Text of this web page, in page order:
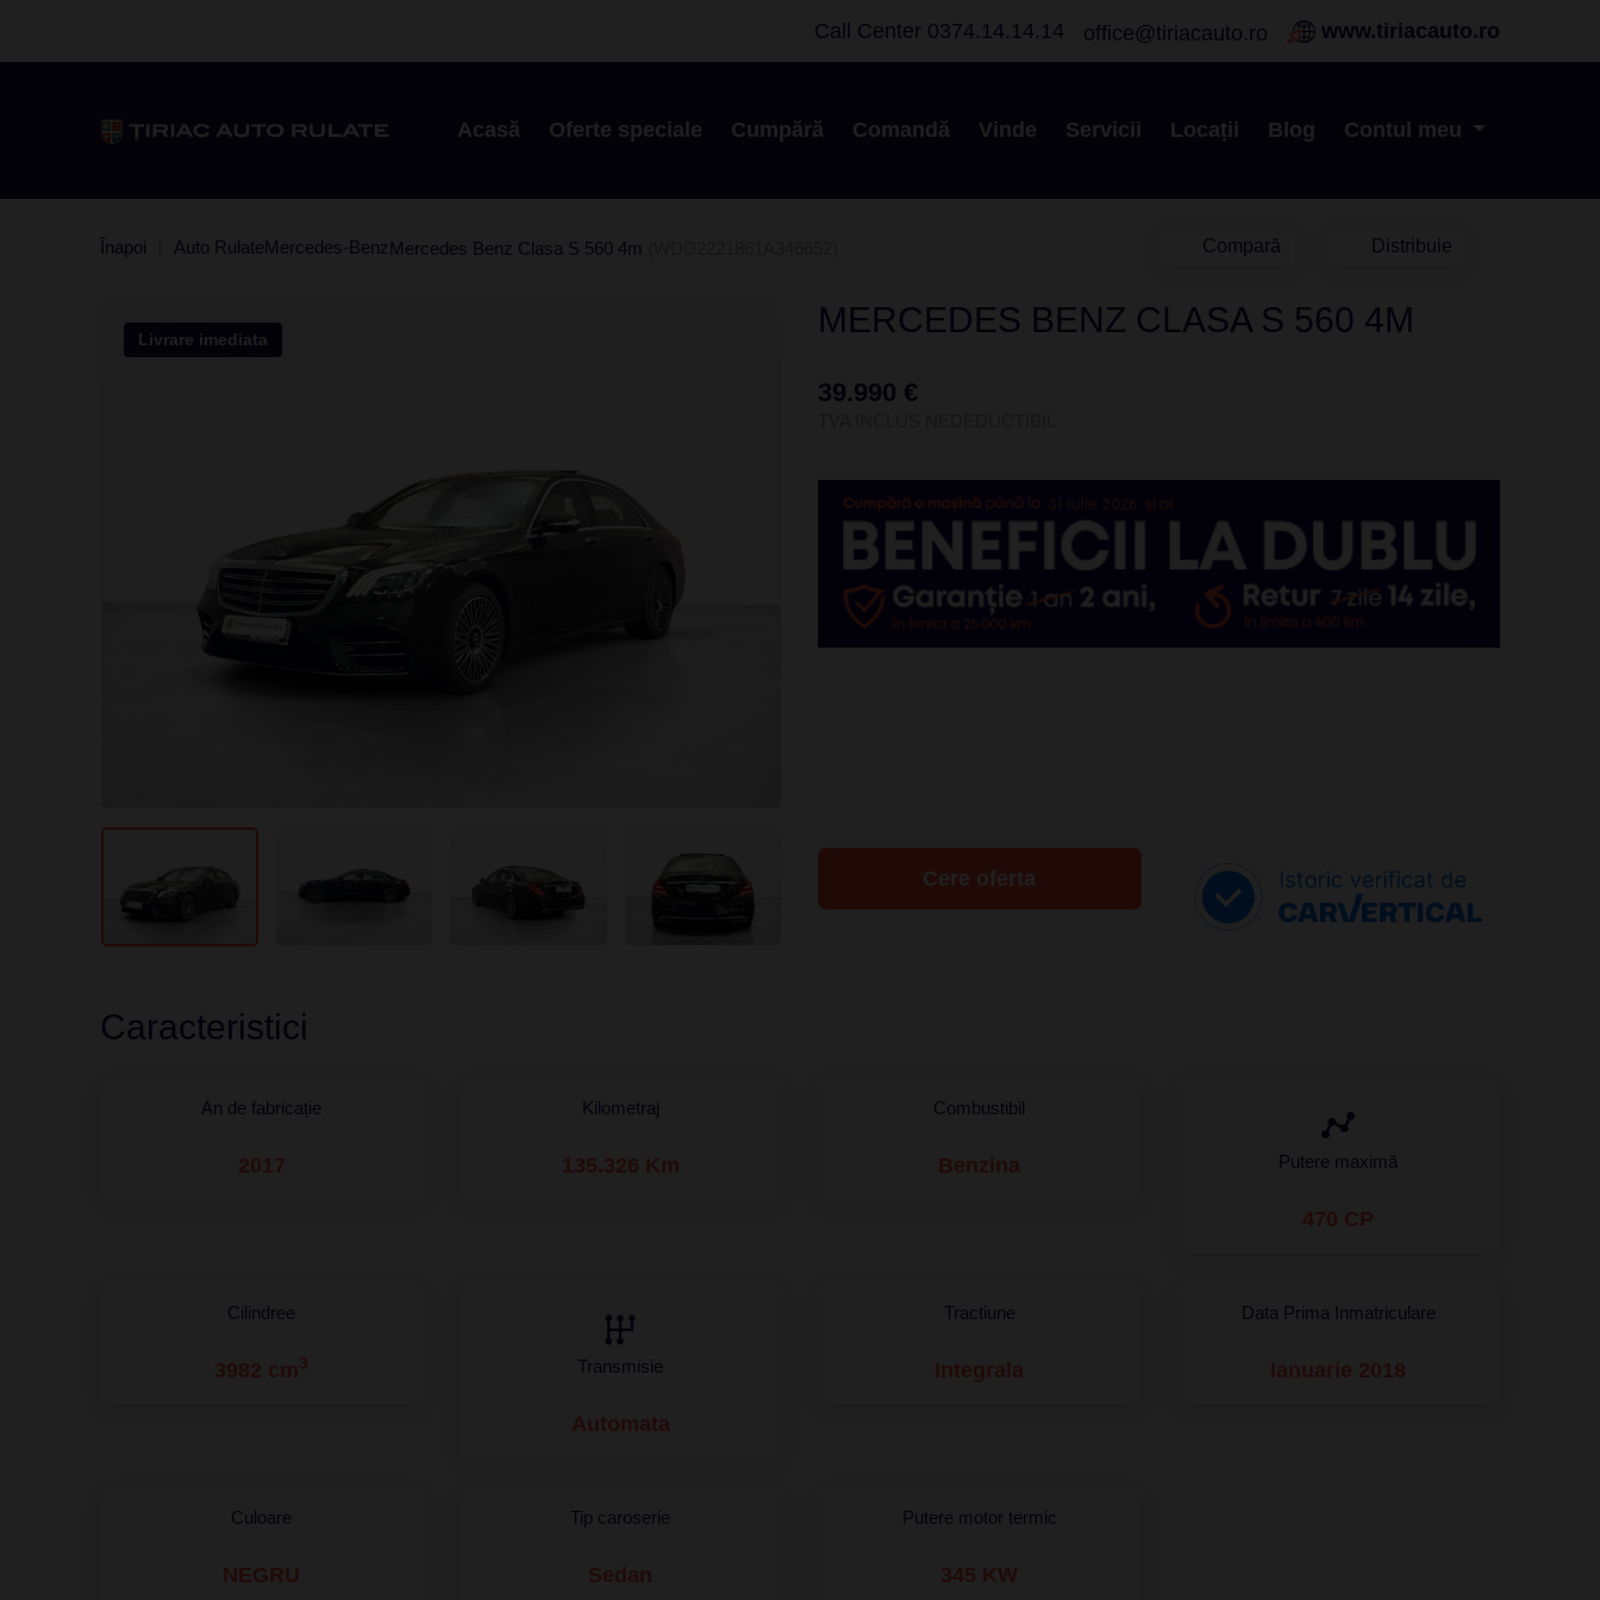
Call Center 0374.14.14.14 office@tiriacauto.ro www.tiriacauto.ro
Acasă Oferte speciale Cumpără Comandă Vinde Servicii Locații Blog Contul meu
Înapoi Auto RulateMercedes-Benz Mercedes Benz Clasa S 560 4m Compară Distribuie
Livrare imediata
MERCEDES BENZ CLASA S 560 4M
39.990 €
Cere oferta
Caracteristici
An de fabricație
2017
Kilometraj
135.326 Km
Combustibil
Benzina Putere maximă
470 CP
Cilindree
3982 cm 3 Transmisie
Automata
Tractiune
Integrala
Data Prima Inmatriculare
Ianuarie 2018
Culoare
NEGRU
Tip caroserie
Sedan
Putere motor termic
345 KW